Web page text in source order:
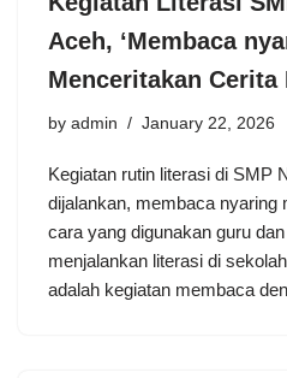
Aceh, ‘Membaca
Menceritakan Cerita
by admin January 22, 2026
Kegiatan rutin literasi di SMP
dijalankan, membaca nyaring
cara yang digunakan guru
menjalankan literasi di
adalah kegiatan membaca